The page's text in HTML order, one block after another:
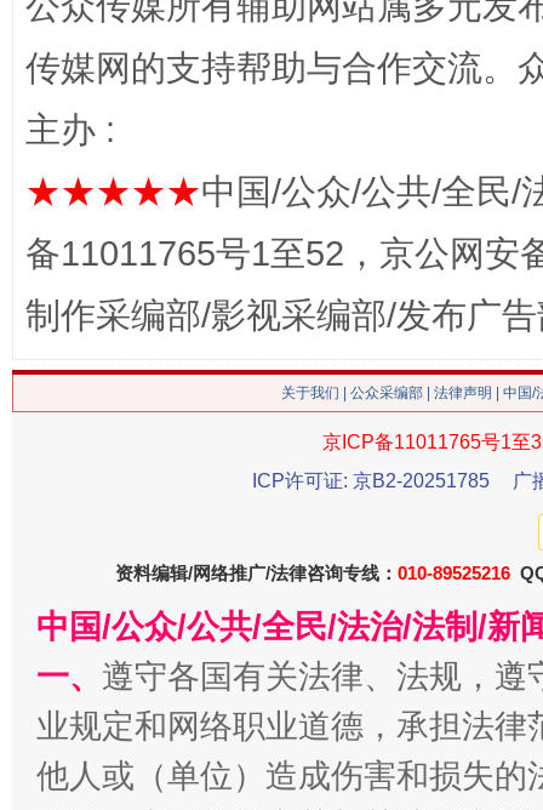
魏明亮
“刷贴”乱象丛生
生
传媒网的支持帮助与合作交流。
主办 :
★★★★★中国/公众/公共/全民/
备11011765号1至52，京公网安
制作采编部/影视采编部/发布广
关于我们 公众采编部 法律声明 | 中国
京ICP备11011765号1至
ICP许可证: 京B2-20251785
广
资料编辑/网络推广/法律咨询专线： 010-89525216
中国/公众/公共/全民/法治/法制/新
一、 遵守各国有关法律、法规，
业规定和网络职业道德，承担法
他人或（单位）造成伤害和损失